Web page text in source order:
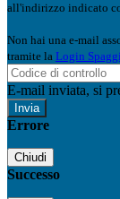
all'indirizzo indicato
Non hai una e-mail
tramite la Login
E-mail inviata, si
Errore
Chiudi
Successo